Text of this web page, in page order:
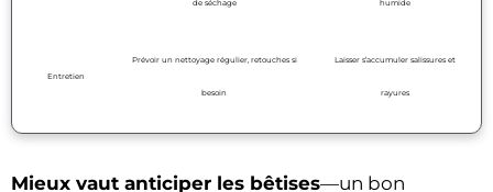
de séchage humide
Entretien
Prévoir un nettoyage régulier, retouches si
besoin
Laisser s’accumuler salissures et
rayures
Mieux vaut anticiper les bêtises—un bon